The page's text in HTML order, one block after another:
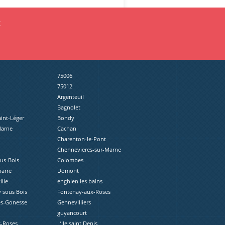
75006
75012
Argenteuil
Bagnolet
Léger
Bondy
Cachan
Charenton-le-Pont
Chennevieres-sur-Marne
Bois
Colombes
Domont
enghien les bains
sous Bois
Fontenay-aux-Roses
Gonesse
Gennevilliers
guyancourt
Roses
L’Ile saint Denis